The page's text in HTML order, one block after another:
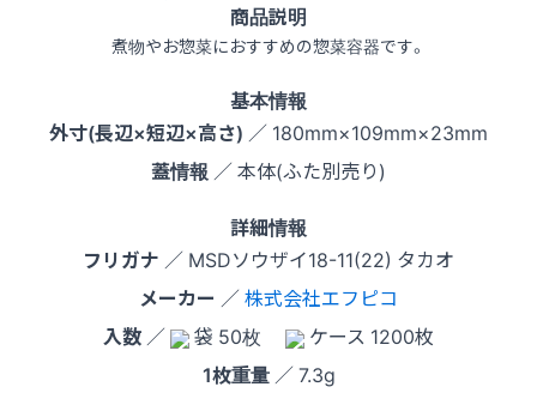
商品説明
煮物やお惣菜におすすめの惣菜容器です。
基本情報
外寸(長辺×短辺×高さ) ／ 180mm×109mm×23mm
蓋情報 ／ 本体(ふた別売り)
詳細情報
フリガナ ／ MSDソウザイ18-11(22) タカオ
メーカー ／株式会社エフピコ
入数 ／ 袋 50枚
ケース 1200枚
1枚重量／ 7.3g